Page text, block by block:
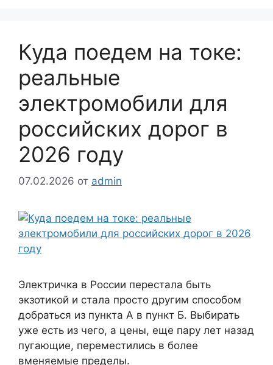
Куда поедем на токе:
реальные
электромобили для
российских дорог в
2026 году
07.02.2026 от admin
Электричка в России перестала быть
экзотикой и стала просто другим способом
добраться из пункта А в пункт Б. Выбирать
уже есть из чего, а цены, еще пару лет назад
пугающие, переместились в более
вменяемые пределы.